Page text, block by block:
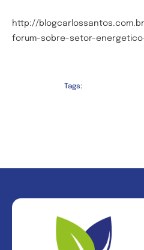
http://
forum-sobre-setor-
Tags: